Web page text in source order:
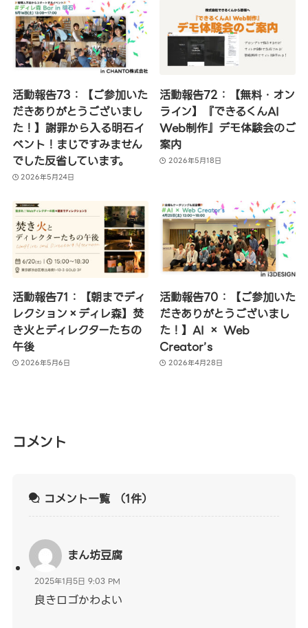
活動報告73：【ご参加いた
だきありがとうございまし
た！】謝罪から入る明石イ
ベント！まじですみません
でした反省しています。
2026年5月24日
活動報告72：【無料・オン
ライン】『できるくんAI
Web制作』デモ体験会のご
案内
2026年5月18日
活動報告71：【朝までディ
レクション×ディレ森】焚
き火とディレクターたちの
午後
2026年5月6日
活動報告70：【ご参加いた
だきありがとうございまし
た！】AI × Web
Creator’s
2026年4月28日
コメント
コメント一覧 （1件）
まん坊豆腐
2025年1月5日 9:03 PM
良きロゴかわよい